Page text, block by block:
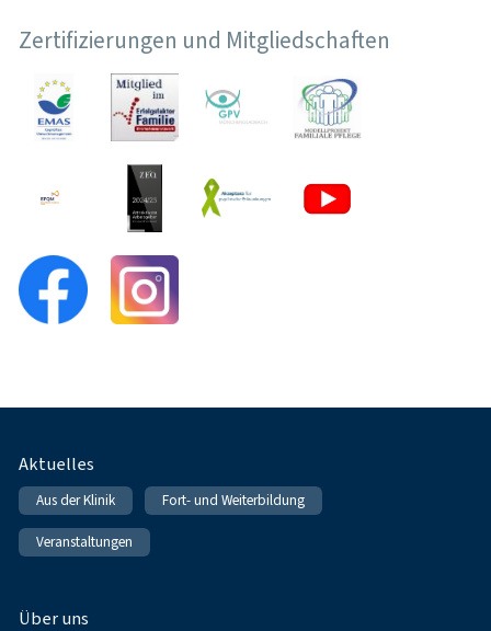
Zertifizierungen und Mitgliedschaften
Fußnavigation
Aktuelles
Aus der Klinik Fort- und Weiterbildung
Veranstaltungen
Über uns